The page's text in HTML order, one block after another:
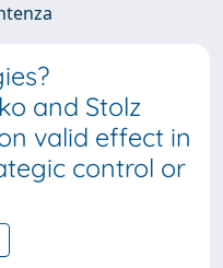
and Stolz
valid effect in
control or